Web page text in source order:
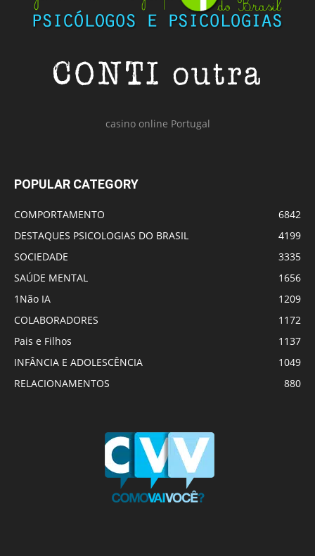
casino online Portugal
POPULAR CATEGORY
COMPORTAMENTO
6842
DESTAQUES PSICOLOGIAS DO BRASIL
4199
SOCIEDADE
3335
SAÚDE MENTAL
1656
1Não IA
1209
COLABORADORES
1172
Pais e Filhos
1137
INFÂNCIA E ADOLESCÊNCIA
1049
RELACIONAMENTOS
880